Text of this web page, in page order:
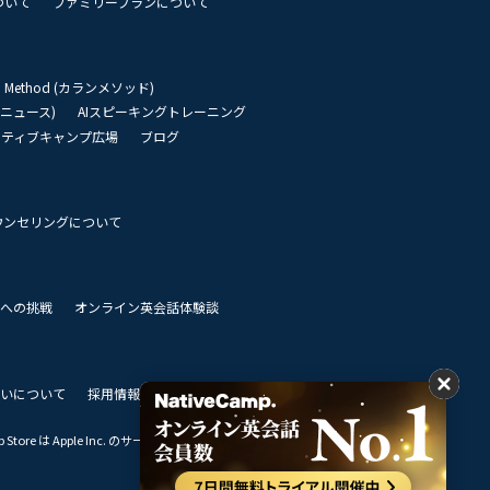
Method (カランメソッド)
ュース)
AIスピーキングトレーニング
ィブキャンプ広場
ブログ
セリングについて
の挑戦 オンライン英会話体験談
について 採用情報 私達のビジョン
は Apple Inc. のサービスマークです。